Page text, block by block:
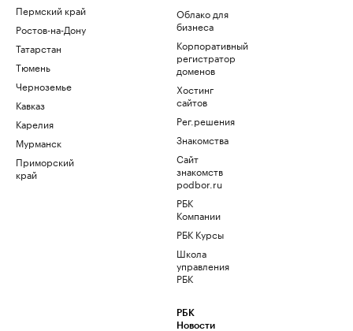
Пермский край
Ростов-на-Дону
Татарстан
Тюмень
Черноземье
Кавказ
Карелия
Мурманск
Приморский
край
Облако для
бизнеса
Корпоративный
регистратор
доменов
Хостинг
сайтов
Рег.решения
Знакомства
Сайт
знакомств
podbor.ru
РБК
Компании
РБК Курсы
Школа
управления
РБК
РБК
Новости